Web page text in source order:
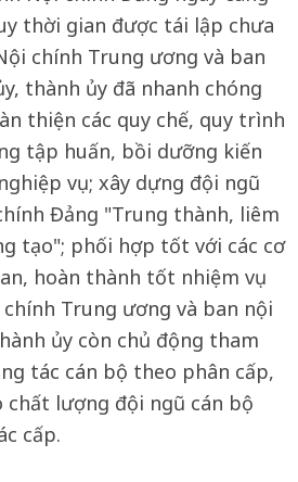
thời gian được tái lập chưa
chính Trung ương và ban
thành ủy đã nhanh chóng
thiện các quy chế, quy trình
tập huấn, bồi dưỡng kiến
vụ; xây dựng đội ngũ
Đảng "Trung thành, liêm
tạo"; phối hợp tốt với các cơ
hoàn thành tốt nhiệm vụ
Trung ương và ban nội
ủy còn chủ động tham
tác cán bộ theo phân cấp,
chất lượng đội ngũ cán bộ
cấp.